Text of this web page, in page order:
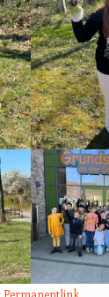
Permanentlink.